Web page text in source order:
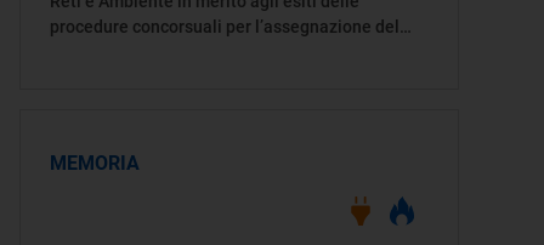
procedure concorsuali per l’assegnazione del
MEMORIA